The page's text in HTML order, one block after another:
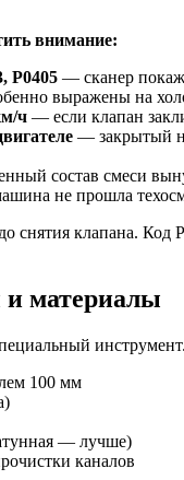
внимание:
P0405 — сканер
выражены на
ч — если клапан
— закрытый
состав смеси
не прошла
клапана. Код
и материалы
100 мм
— лучше)
каналов